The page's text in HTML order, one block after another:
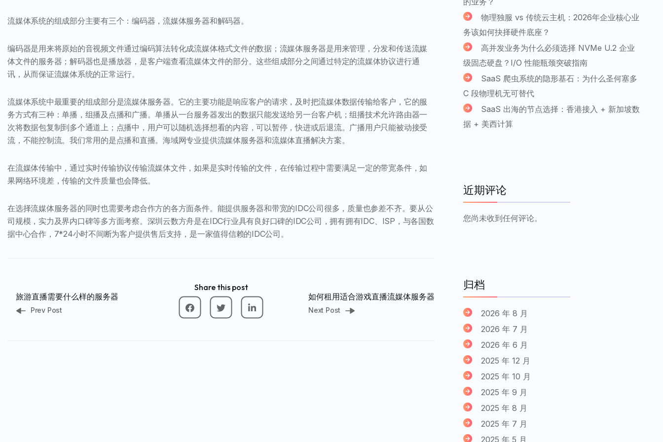
流媒体系统的组成部分主要有三个：编码器，流媒体服务器和解码器。
编码器是用来将原始的音视频文件通过编码算法转化成流媒体格式文件的数据；流媒体服务器是用来管理，分发和传送流媒
体文件的服务器；解码器也是播放器，是客户端查看流媒体文件的部分。这些组成部分之间通过特定的流媒体协议进行通
讯，从而保证流媒体系统的正常运行。
流媒体系统中最重要的组成部分是流媒体服务器。它的主要功能是响应客户的请求，及时把流媒体数据传输给客户，它的服
务方式有三种：单播，组播及点播和广播。单播从一台服务器发出的数据只能发送给另一台客户机；组播技术允许路由器一
次将数据包复制到多个通道上；点播中，用户可以随机选择想看的内容，可以暂停，快进或后退流。广播用户只能被动接受
流，不能控制流。我们常用的是点播和直播。海域网专业提供流媒体服务器和流媒体直播解决方案。
在流媒体传输中，通过实时传输协议传输流媒体文件，如果是实时传输的文件，在传输过程中需要满足一定的带宽条件，如
果网络环境差，传输的文件质量也会降低。
在选择流媒体服务器的同时也需要考虑合作方的各方面条件。能提供服务器和带宽的IDC公司很多，质量也参差不齐。要从公
司规模，实力及界内口碑等多方面考察。深圳云数方舟是在IDC行业具有良好口碑的IDC公司，拥有拥有IDC、ISP，与各国数
据中心合作，7*24小时不间断为客户提供售后支持，是一家值得信赖的IDC公司。
Share this post
旅游直播需要什么样的服务器
Prev Post
如何租用适合游戏直播流媒体服务器
Next Post
物理独服 vs 传统云主机：2026年企业核心业
务该如何抉择硬件底座？
高并发业务为什么必须选择 NVMe U.2 企业
级固态硬盘？I/O 性能瓶颈突破指南
SaaS 爬虫系统的隐形基石：为什么圣何塞多
C 段物理机无可替代
SaaS 出海的节点选择：香港接入 + 新加坡数
据 + 美西计算
近期评论
您尚未收到任何评论。
归档
2026 年 8 月
2026 年 7 月
2026 年 6 月
2025 年 12 月
2025 年 10 月
2025 年 9 月
2025 年 8 月
2025 年 7 月
2025 年 5 月